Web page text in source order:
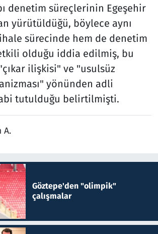
denetim süreçlerinin Egeşehir
yürütüldüğü, böylece aynı
sürecinde hem de denetim
olduğu iddia edilmiş, bu
ilişkisi" ve "usulsüz
yönünden adli
tutulduğu belirtilmişti.
A.
Göztepe'den "olimpik"
çalışmalar